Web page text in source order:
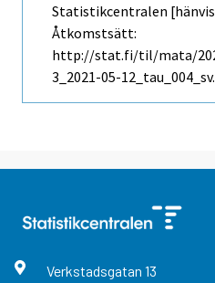
Statistikcentralen
Åtkomstsätt:
http://stat.fi/til/mata/
3_2021-05-
Verkstadsgatan 13